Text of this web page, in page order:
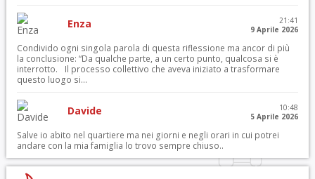
Enza
21:41
9 Aprile 2026
Condivido ogni singola parola di questa riflessione ma ancor di più
la conclusione: “Da qualche parte, a un certo punto, qualcosa si è
interrotto. Il processo collettivo che aveva iniziato a trasformare
questo luogo si...
Davide
10:48
5 Aprile 2026
Salve io abito nel quartiere ma nei giorni e negli orari in cui potrei
andare con la mia famiglia lo trovo sempre chiuso..